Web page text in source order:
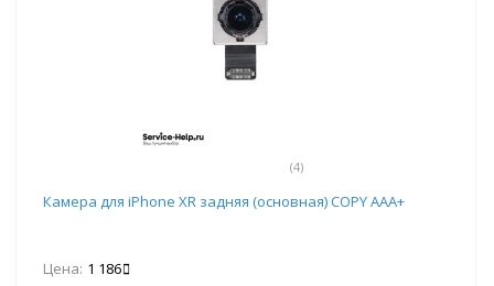
(4)
Камера для iPhone XR задняя (основная) COPY ААА+
Цена: 1 186